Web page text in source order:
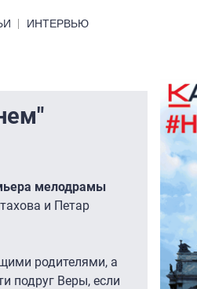
ИНТЕРВЬЮ
мелодрамы
и Петар
родителями, а
подруг Веры, если